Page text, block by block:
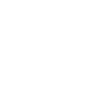
Hilfe. Jeder Euro
retten und den
Familie und